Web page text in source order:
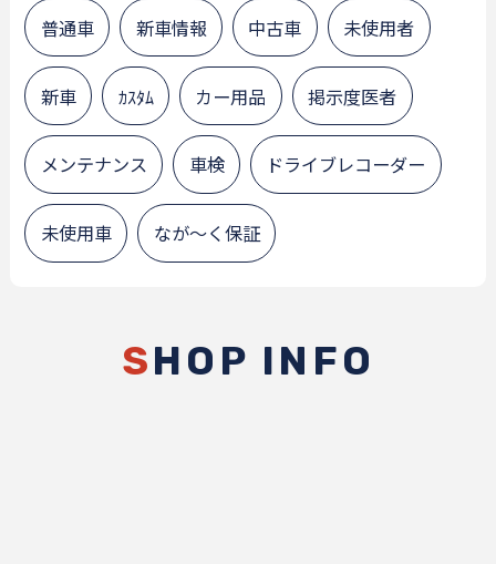
普通車 新車情報 中古車 未使用者
新車 ｶｽﾀﾑ カー用品 掲示度医者
メンテナンス 車検 ドライブレコーダー
未使用車 なが～く保証
SHOP INFO